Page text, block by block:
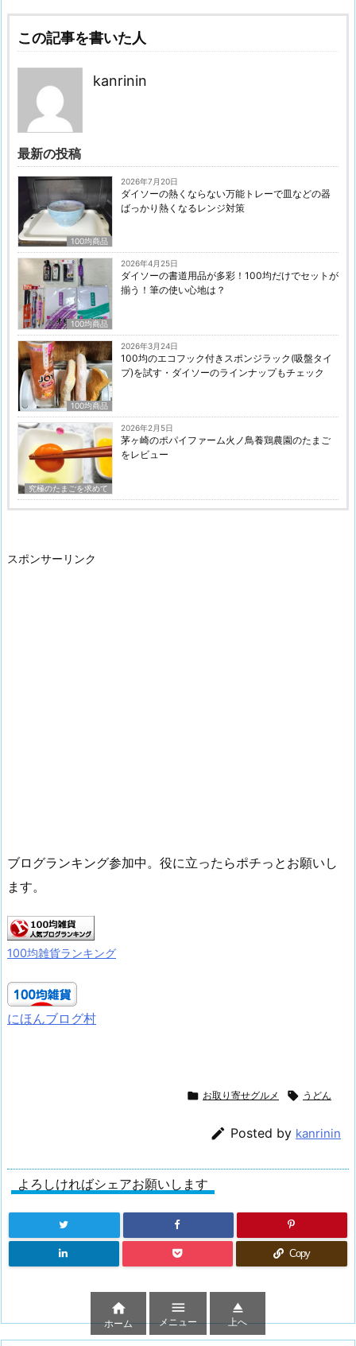
この記事を書いた人
kanrinin
最新の投稿
100均商品
2026年7月20日
ダイソーの熱くならない万能トレーで皿などの器
ばっかり熱くなるレンジ対策
100均商品
2026年4月25日
ダイソーの書道用品が多彩！100均だけでセットが
揃う！筆の使い心地は？
100均商品
2026年3月24日
100均のエコフック付きスポンジラック(吸盤タイ
プ)を試す・ダイソーのラインナップもチェック
究極のたまごを求めて
2026年2月5日
茅ヶ崎のポパイファーム火ノ鳥養鶏農園のたまご
をレビュー
スポンサーリンク
ブログランキング参加中。役に立ったらポチっとお願いし
ます。
100均雑貨ランキング
にほんブログ村
 お取り寄せグルメ  うどん
 Posted by kanrinin
よろしければシェアお願いします
Copy

ホーム

メニュー

上へ